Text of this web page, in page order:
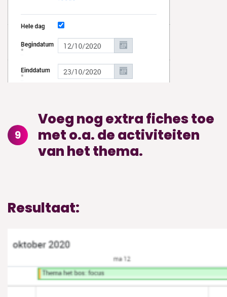
9
Voeg nog extra fiches toe
met o.a. de activiteiten
van het thema.
Resultaat: